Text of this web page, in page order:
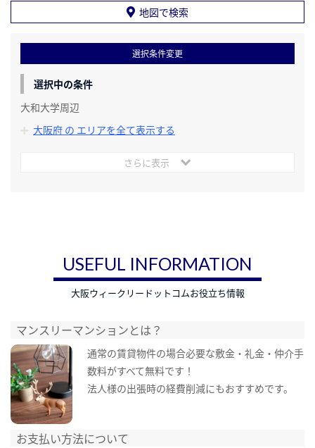
地図で検索
選択条件変更
選択中の条件
大和大学周辺
大阪府 の エリアを全て表示する
さらに表示
USEFUL INFORMATION
大阪ウィークリードットコムお役立ち情報
マンスリーマンションとは？
通常の賃貸物件の場合必要な敷金・礼金・仲介手
数料がすべて無料です！
法人様の出張時の経費削減にもおすすめです。
お支払い方法について